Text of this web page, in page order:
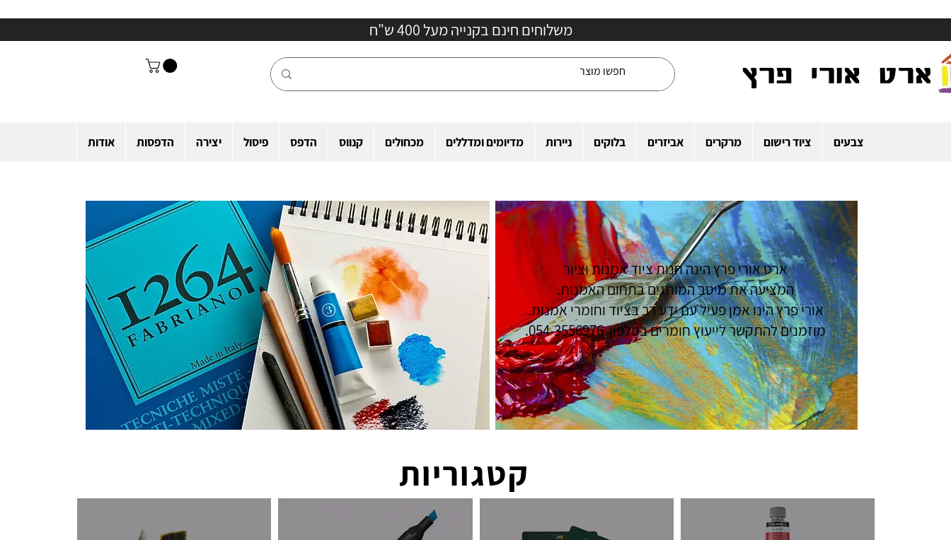
משלוחים חינם בקנייה מעל 400 ש"ח
צבעים ציוד רישום מרקרים אביזרים בלוקים ניירות מדיומים ומדללים מכחולים קנווס הדפס פיסול יצירה הדפסות אודות
ארט אורי פרץ הינה חנות ציוד אמנות וציור
המציעה את מיטב המותגים בתחום האמנות.
אורי פרץ הינו אמן פעיל עם ידע רב בציוד וחומרי אמנות.
מוזמנים להתקשר לייעוץ חומרים בטלפון 054-3556976.
קטגוריות